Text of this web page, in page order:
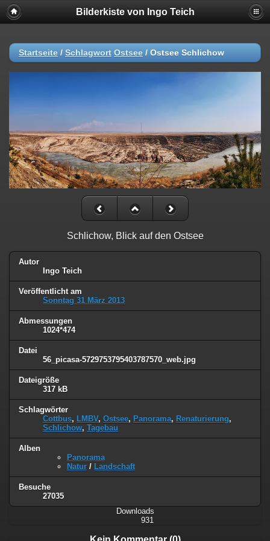
Bilderkiste von Ingo Teich
Startseite / Schlagwort Ostsee / Ostsee Schlichow
Schlichow, Blick auf den Ostsee
Autor
Ingo Teich
Veröffentlicht am
Sonntag 31 März 2013
Abmessungen
1024*474
Datei
56_picasa-5729753795403787570_web.jpg
Dateigröße
317 kB
Schlagwörter
Cottbus, LMBV, Ostsee, Panorama, Renaturierung,
Schlichow, Tagebau
Alben
Panorama
Natur / Landschaft
Besuche
27035
Downloads
931